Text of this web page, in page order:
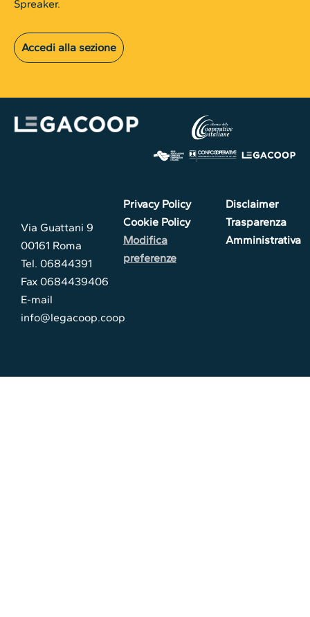
Spreaker.
Accedi alla sezione
Via Guattani 9
00161 Roma
Tel. 06844391
Fax 0684439406
E-mail
info@legacoop.coop
Privacy Policy
Cookie Policy
Modifica
preferenze
Disclaimer
Trasparenza
Amministrativa